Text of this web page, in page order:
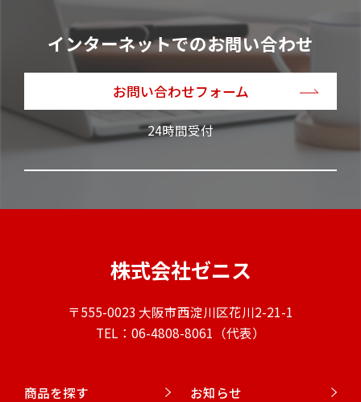
インターネットでのお問い合わせ
お問い合わせフォーム
24時間受付
株式会社ゼニス
〒555-0023 大阪市西淀川区花川2-21-1
TEL：06-4808-8061（代表）
商品を探す お知らせ